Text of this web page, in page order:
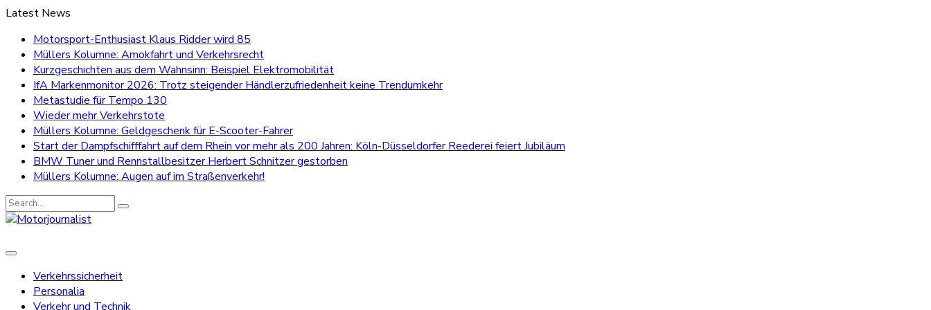
Latest News
Motorsport-Enthusiast Klaus Ridder wird 85
Müllers Kolumne: Amokfahrt und Verkehrsrecht
Kurzgeschichten aus dem Wahnsinn: Beispiel Elektromobilität
IfA Markenmonitor 2026: Trotz steigender Händlerzufriedenheit keine Trendumkehr
Metastudie für Tempo 130
Wieder mehr Verkehrstote
Müllers Kolumne: Geldgeschenk für E-Scooter-Fahrer
Start der Dampfschifffahrt auf dem Rhein vor mehr als 200 Jahren: Köln-Düsseldorfer Reederei feiert Jubiläum
BMW Tuner und Rennstallbesitzer Herbert Schnitzer gestorben
Müllers Kolumne: Augen auf im Straßenverkehr!
Search
for:
Verkehrssicherheit
Personalia
Verkehr und Technik